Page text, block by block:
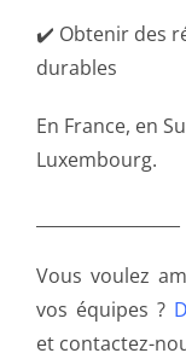
✔️ Obtenir des
durables
En France, en
Luxembourg.
Vous voulez
vos équipes ?
et contactez-